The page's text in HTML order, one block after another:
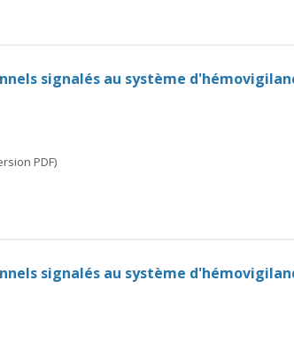
signalés au système
PDF)
signalés au système